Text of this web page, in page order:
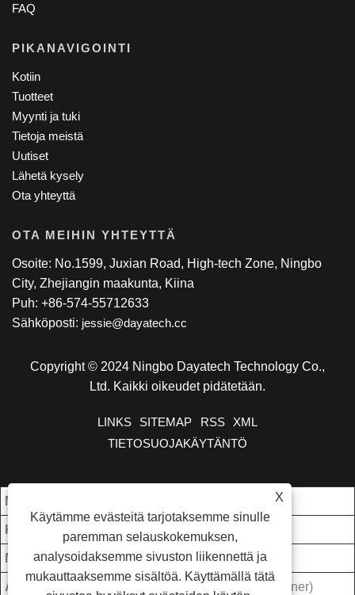
X
Käytämme evästeitä tarjotaksemme sinulle
paremman selauskokemuksen,
analysoidaksemme sivuston liikennettä ja
mukauttaaksemme sisältöä. Käyttämällä tätä
FAQ
PIKANAVIGOINTI
Kotiin
Tuotteet
Myynti ja tuki
Tietoja meistä
Uutiset
Lähetä kysely
Ota yhteyttä
OTA MEIHIN YHTEYTTÄ
Osoite: No.1599, Juxian Road, High-tech Zone, Ningbo
City, Zhejiangin maakunta, Kiina
Puh: +86-574-55712633
Sähköposti: jessie@dayatech.cc
Copyright © 2024 Ningbo Dayatech Technology Co.,
Ltd. Kaikki oikeudet pidätetään.
LINKS SITEMAP RSS
XML
TIETOSUOJAKÄYTÄNTÖ
Minun. Tilata:
Kauppaehto: FOB
Maksuehdot: T/T
Alkuperäpaikka: Zhejiang, Kiina (Manner)